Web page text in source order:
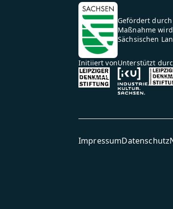
Gefördert
Maßnahme
Sächsischen
Initiiert vonUnterstützt
ImpressumDatenschutz